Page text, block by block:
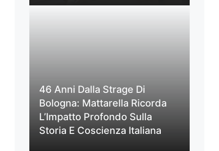
46 Anni Dalla Strage Di
Bologna: Mattarella Ricorda
L’Impatto Profondo Sulla
Storia E Coscienza Italiana